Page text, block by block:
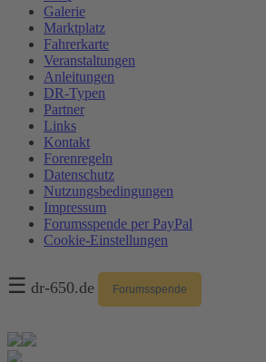
Galerie
Marktplatz
Fahrerkarte
Veranstaltungen
Anleitungen
DR-Typen
Partner
Links
Kontakt
Forenregeln
Datenschutz
Nutzungsbedingungen
Impressum
Forumsspende per PayPal
Cookie-Einstellungen
☰ dr-650.de Forumsspende